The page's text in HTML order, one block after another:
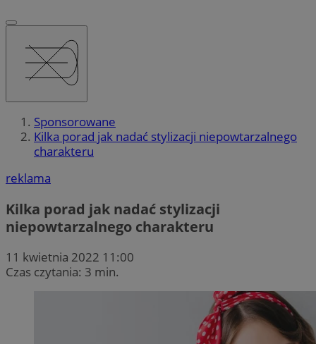
Sponsorowane
Kilka porad jak nadać stylizacji niepowtarzalnego
charakteru
reklama
Kilka porad jak nadać stylizacji
niepowtarzalnego charakteru
11 kwietnia 2022 11:00
Czas czytania: 3 min.